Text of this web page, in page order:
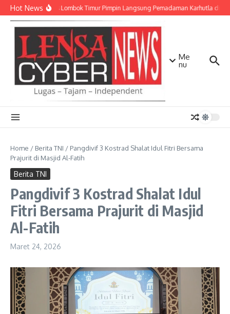
Lewati ke konten
Hot NewsKapolres Lombok Timur Pimpin Langsung Pemadaman Karhutla di
Me
nu
Home / Berita TNI / Pangdivif 3 Kostrad Shalat Idul Fitri Bersama
Prajurit di Masjid Al-Fatih
Berita TNI
Pangdivif 3 Kostrad Shalat Idul
Fitri Bersama Prajurit di Masjid
Al-Fatih
Maret 24, 2026